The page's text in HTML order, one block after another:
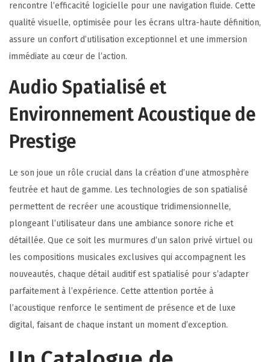
rencontre l’efficacité logicielle pour une navigation fluide. Cette
qualité visuelle, optimisée pour les écrans ultra-haute définition,
assure un confort d’utilisation exceptionnel et une immersion
immédiate au cœur de l’action.
Audio Spatialisé et
Environnement Acoustique de
Prestige
Le son joue un rôle crucial dans la création d’une atmosphère
feutrée et haut de gamme. Les technologies de son spatialisé
permettent de recréer une acoustique tridimensionnelle,
plongeant l’utilisateur dans une ambiance sonore riche et
détaillée. Que ce soit les murmures d’un salon privé virtuel ou
les compositions musicales exclusives qui accompagnent les
nouveautés, chaque détail auditif est spatialisé pour s’adapter
parfaitement à l’expérience. Cette attention portée à
l’acoustique renforce le sentiment de présence et de luxe
digital, faisant de chaque instant un moment d’exception.